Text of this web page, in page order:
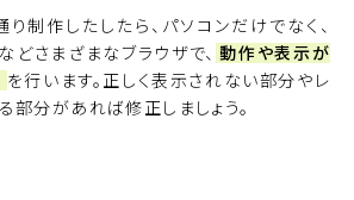
制作したしたら、パソコンだけでなく、
さまざまなブラウザで、 動作や表示が
を行います。正しく表示されない部分やレ
部分があれば修正しましょう。